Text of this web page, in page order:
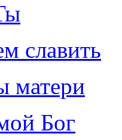
славить
матери
Бог